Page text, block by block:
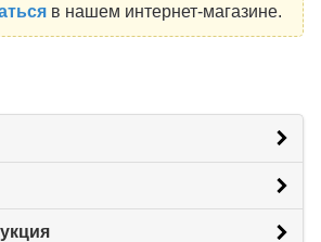
в нашем интернет-магазине.